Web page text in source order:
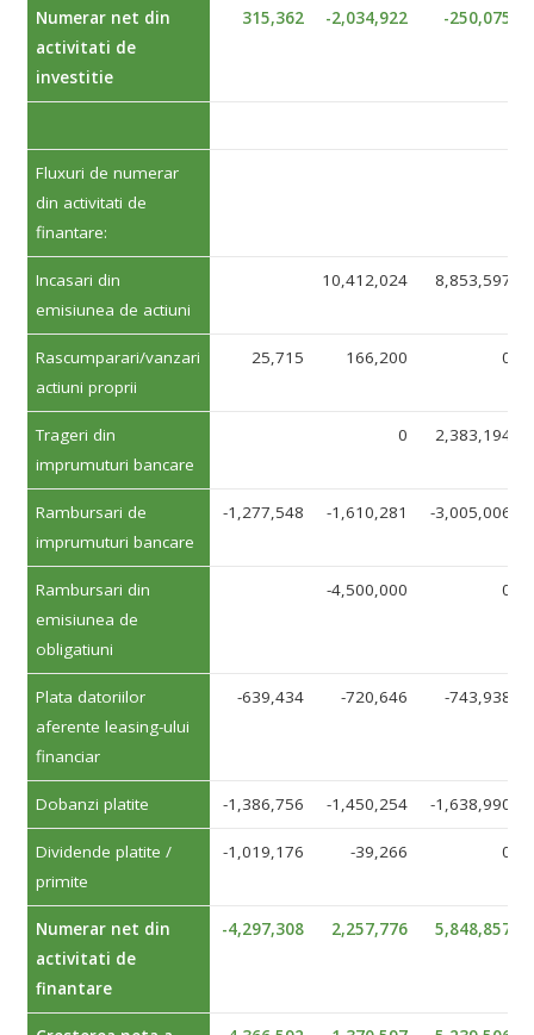
Numerar net din
activitati de
investitie
315,362 -2,034,922 -250,075
Fluxuri de numerar
din activitati de
finantare:
Incasari din
emisiunea de actiuni
10,412,024 8,853,597
Rascumparari/vanzari
actiuni proprii
25,715 166,200 0
Trageri din
imprumuturi bancare
0 2,383,194
Rambursari de
imprumuturi bancare
-1,277,548 -1,610,281 -3,005,006
Rambursari din
emisiunea de
obligatiuni
-4,500,000 0
Plata datoriilor
aferente leasing-ului
financiar
-639,434 -720,646 -743,938
Dobanzi platite -1,386,756 -1,450,254 -1,638,990
Dividende platite /
primite
-1,019,176 -39,266 0
Numerar net din
activitati de
finantare
-4,297,308 2,257,776 5,848,857